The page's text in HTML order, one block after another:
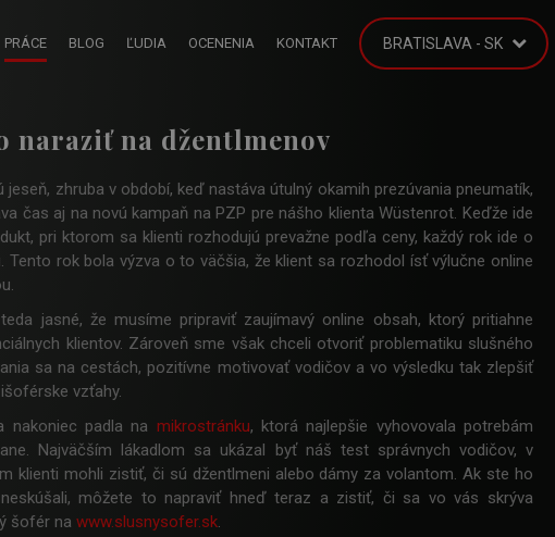
PRÁCE BLOG ĽUDIA OCENENIA KONTAKT BRATISLAVA - SK
naraziť na džentlmenov
jeseň, zhruba v období, keď nastáva útulný okamih prezúvania pneumatík,
čas aj na novú kampaň na PZP pre nášho klienta Wüstenrot. Keďže ide
pri ktorom sa klienti rozhodujú prevažne podľa ceny, každý rok ide o
Tento rok bola výzva o to väčšia, že klient sa rozhodol ísť výlučne online
jasné, že musíme pripraviť zaujímavý online obsah, ktorý pritiahne
klientov. Zároveň sme však chceli otvoriť problematiku slušného
sa na cestách, pozitívne motivovať vodičov a vo výsledku tak zlepšiť
vzťahy.
nakoniec padla na mikrostránku, ktorá najlepšie vyhovovala potrebám
Najväčším lákadlom sa ukázal byť náš test správnych vodičov, v
klienti mohli zistiť, či sú džentlmeni alebo dámy za volantom. Ak ste ho
môžete to napraviť hneď teraz a zistiť, či sa vo vás skrýva
šofér nawww.slusnysofer.sk.